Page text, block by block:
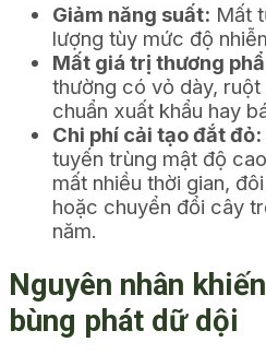
Giảm năng suất: Mất
lượng tùy mức độ
Mất giá trị thương
thường có vỏ dày,
chuẩn xuất khẩu hay
Chi phí cải tạo đắt đỏ:
tuyến trùng mật độ
mất nhiều thời gian,
hoặc chuyển đổi cây
năm.
Nguyên nhân
bùng phát dữ dội